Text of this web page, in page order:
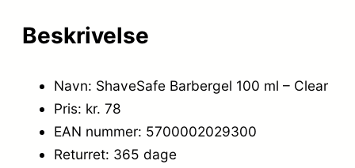
Beskrivelse
Navn: ShaveSafe Barbergel 100 ml – Clear
Pris: kr. 78
EAN nummer: 5700002029300
Returret: 365 dage